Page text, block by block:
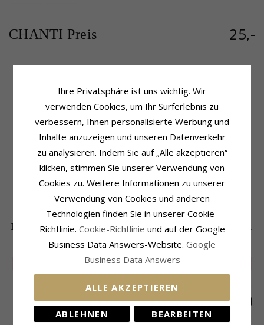
CHANTI Preis 25,-
Produktinformation
Ohrringe: Ohrringe
Metall:Silber
Oberfläche:Polierter
Schmuckstein
Schliff: Facettenschliff
Schmuckstein:Zirkon
Größe
Höhe: 6,9 mm
Breite: 4,8 mm
Lieferzeit
4-5 Werktage
DIE BELIEBTESTEN PRODUKTE IN DER
KATEGORIE
SALE 55%
Ihre Privatsphäre ist uns wichtig. Wir
verwenden Cookies, um Ihr Surferlebnis zu
verbessern, Ihnen personalisierte Werbung und
Inhalte anzuzeigen und unseren Datenverkehr
zu analysieren. Indem Sie auf „Alle akzeptieren“
klicken, stimmen Sie unserer Verwendung von
Cookies zu. Weitere Informationen zu unserer
Verwendung von Cookies und anderen
Technologien finden Sie in unserer Cookie-
Richtlinie. Cookie-Richtlinie und auf der Google
Business Data Answers-Website. Google
Business Data Answers
ALLE AKZEPTIEREN
ABLEHNEN BEARBEITEN